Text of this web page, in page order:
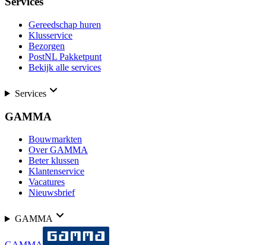
Gereedschap huren
Klusservice
Bezorgen
PostNL Pakketpunt
Bekijk alle services
Services
GAMMA
Bouwmarkten
Over GAMMA
Beter klussen
Klantenservice
Vacatures
Nieuwsbrief
GAMMA